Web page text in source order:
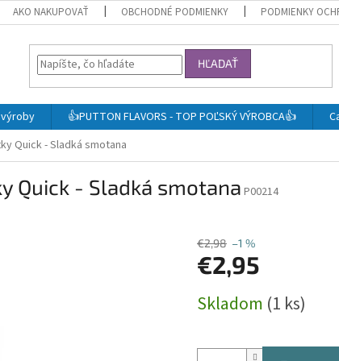
AKO NAKUPOVAŤ OBCHODNÉ PODMIENKY PODMIENKY
HĽADAŤ
👍PUTTON FLAVORS - TOP POĽSKÝ VÝROBCA👍
Quick - Sladká smotana
Quick - Sladká smotana P00214
€2,98 –1 %
€2,95
cena:
Skladom (1 ks)